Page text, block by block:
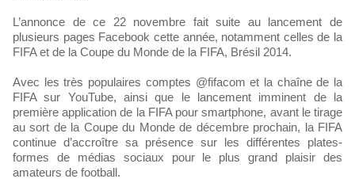
L’annonce de ce 22 novembre fait suite au lancement de
plusieurs pages Facebook cette année, notamment celles de la
FIFA et de la Coupe du Monde de la FIFA, Brésil 2014.
Avec les très populaires comptes @fifacom et la chaîne de la
FIFA sur YouTube, ainsi que le lancement imminent de la
première application de la FIFA pour smartphone, avant le tirage
au sort de la Coupe du Monde de décembre prochain, la FIFA
continue d’accroître sa présence sur les différentes plates-
formes de médias sociaux pour le plus grand plaisir des
amateurs de football.